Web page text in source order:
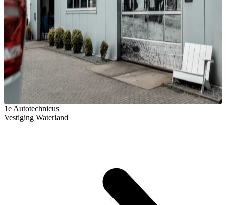
1e Autotechnicus
Vestiging Waterland